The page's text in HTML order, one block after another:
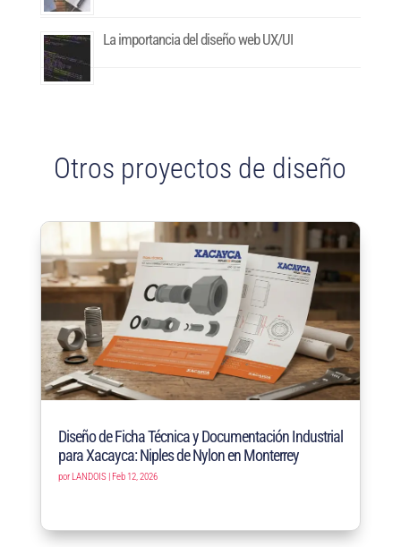
La importancia del diseño web UX/UI
Otros proyectos de diseño
Diseño de Ficha Técnica y Documentación Industrial
para Xacayca: Niples de Nylon en Monterrey
por LANDOIS| Feb 12, 2026